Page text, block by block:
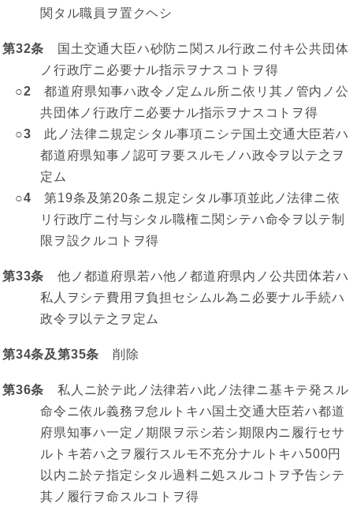
関タル職員ヲ置クヘシ
第32条 国土交通大臣ハ砂防ニ関スル行政ニ付キ公共団体
ノ行政庁ニ必要ナル指示ヲナスコトヲ得
○2 都道府県知事ハ政令ノ定ムル所ニ依リ其ノ管内ノ公
共団体ノ行政庁ニ必要ナル指示ヲナスコトヲ得
○3 此ノ法律ニ規定シタル事項ニシテ国土交通大臣若ハ
都道府県知事ノ認可ヲ要スルモノハ政令ヲ以テ之ヲ
定ム
○4 第19条及第20条ニ規定シタル事項並此ノ法律ニ依
リ行政庁ニ付与シタル職権ニ関シテハ命令ヲ以テ制
限ヲ設クルコトヲ得
第33条 他ノ都道府県若ハ他ノ都道府県内ノ公共団体若ハ
私人ヲシテ費用ヲ負担セシムル為ニ必要ナル手続ハ
政令ヲ以テ之ヲ定ム
第34条及第35条 削除
第36条 私人ニ於テ此ノ法律若ハ此ノ法律ニ基キテ発スル
命令ニ依ル義務ヲ怠ルトキハ国土交通大臣若ハ都道
府県知事ハ一定ノ期限ヲ示シ若シ期限内ニ履行セサ
ルトキ若ハ之ヲ履行スルモ不充分ナルトキハ500円
以内ニ於テ指定シタル過料ニ処スルコトヲ予告シテ
其ノ履行ヲ命スルコトヲ得